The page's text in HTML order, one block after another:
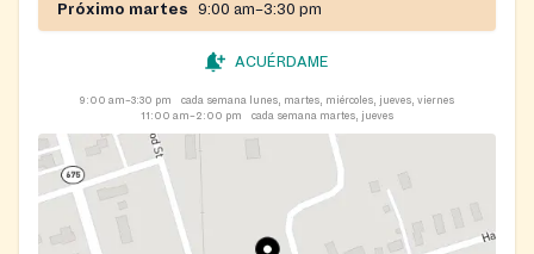
Próximo martes 9:00 am–3:30 pm
ACUÉRDAME
9:00 am–3:30 pm
cada semana lunes, martes, miércoles, jueves, viernes
11:00 am–2:00 pm
cada semana martes, jueves